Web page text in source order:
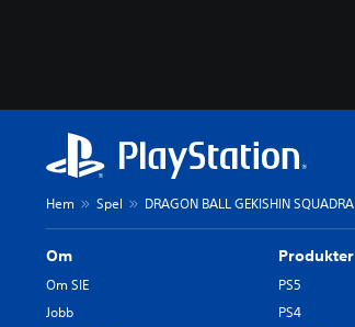
Hem Spel DRAGON BALL GEKISHIN SQUADRA
Om
Om SIE
Jobb
Produkter
PS5
PS4